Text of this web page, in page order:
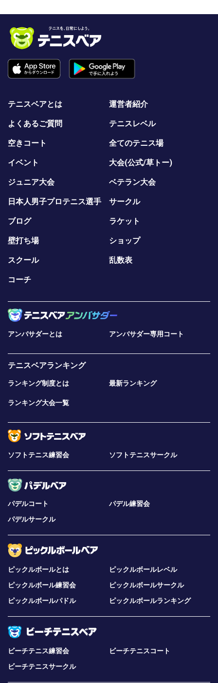
テニスベアとは 運営者紹介
よくあるご質問 テニスレベル
空きコート 全てのテニス場
イベント 大会(公式/草トー)
ジュニア大会 ベテラン大会
日本人男子プロテニス選手 サークル
ブログ ラケット
壁打ち場 ショップ
スクール 乱数表
コーチ
アンバサダーとは アンバサダー専用コート
テニスベアランキング
ランキング制度とは 最新ランキング
ランキング大会一覧
ソフトテニス練習会 ソフトテニスサークル
パデルコート
パデル練習会
パデルサークル
ピックルボールとは
ピックルボールレベル
ピックルボール練習会
ピックルボールサークル
ピックルボールパドル
ピックルボールランキング
ビーチテニス練習会
ビーチテニスコート
ビーチテニスサークル